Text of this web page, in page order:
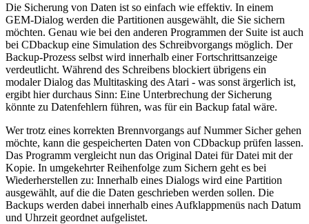
Die Sicherung von Daten ist so einfach wie effektiv. In einem
GEM-Dialog werden die Partitionen ausgewählt, die Sie sichern
möchten. Genau wie bei den anderen Programmen der Suite ist auch
bei CDbackup eine Simulation des Schreibvorgangs möglich. Der
Backup-Prozess selbst wird innerhalb einer Fortschrittsanzeige
verdeutlicht. Während des Schreibens blockiert übrigens ein
modaler Dialog das Multitasking des Atari - was sonst ärgerlich ist,
ergibt hier durchaus Sinn: Eine Unterbrechung der Sicherung
könnte zu Datenfehlern führen, was für ein Backup fatal wäre.
Wer trotz eines korrekten Brennvorgangs auf Nummer Sicher gehen
möchte, kann die gespeicherten Daten von CDbackup prüfen lassen.
Das Programm vergleicht nun das Original Datei für Datei mit der
Kopie. In umgekehrter Reihenfolge zum Sichern geht es bei
Wiederherstellen zu: Innerhalb eines Dialogs wird eine Partition
ausgewählt, auf die die Daten geschrieben werden sollen. Die
Backups werden dabei innerhalb eines Aufklappmenüs nach Datum
und Uhrzeit geordnet aufgelistet.